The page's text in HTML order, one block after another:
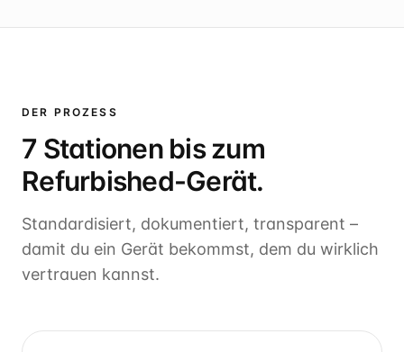
DER PROZESS
7 Stationen bis zum
Refurbished-Gerät.
Standardisiert, dokumentiert, transparent –
damit du ein Gerät bekommst, dem du wirklich
vertrauen kannst.